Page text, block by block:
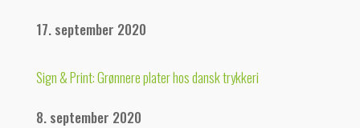
17. september 2020
Sign & Print: Grønnere plater hos dansk trykkeri
8. september 2020